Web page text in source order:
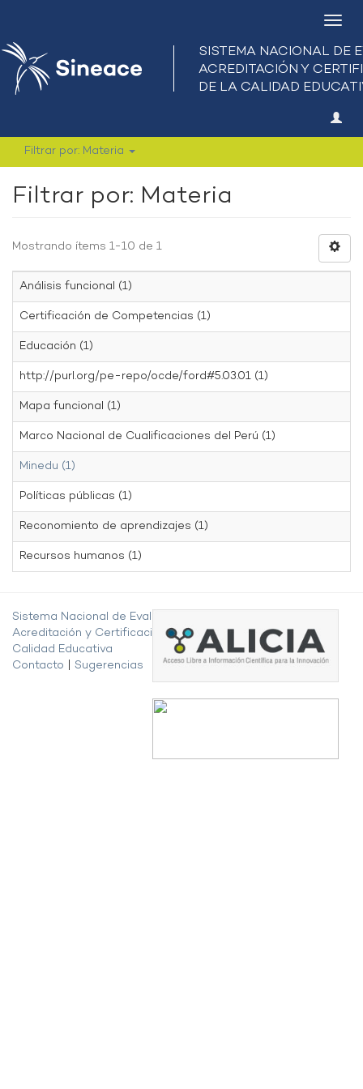
Filtrar por: Materia
Filtrar por: Materia
Mostrando ítems 1-10 de 1
Análisis funcional (1)
Certificación de Competencias (1)
Educación (1)
http://purl.org/pe-repo/ocde/ford#5.03.01 (1)
Mapa funcional (1)
Marco Nacional de Cualificaciones del Perú (1)
Minedu (1)
Políticas públicas (1)
Reconomiento de aprendizajes (1)
Recursos humanos (1)
Sistema Nacional de Evaluación,
Acreditación y Certificación de la
Calidad Educativa
Contacto
Sugerencias